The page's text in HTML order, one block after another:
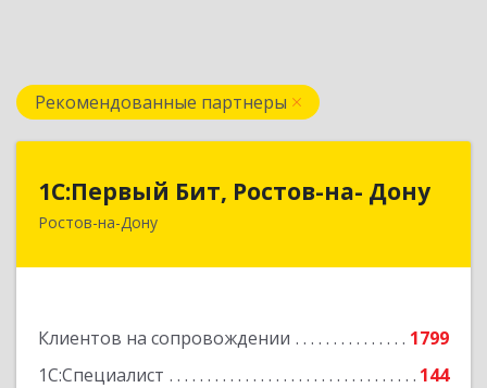
Рекомендованные партнеры
1С:Первый Бит, Ростов-на- Дону
Ростов-на-Дону
Клиентов на сопровождении
1799
1С:Специалист
144
1С:Первый Бит, Ростов-на- Дону
344091, Ростовская обл, Ростов-на-Дону г,